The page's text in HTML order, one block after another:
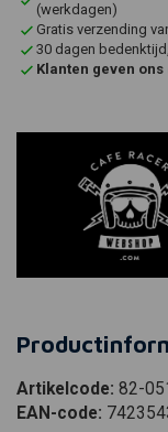
(werkdagen)
Gratis verzending
30 dagen
Klanten geven ons
Artikelcode: 82-
EAN-code: